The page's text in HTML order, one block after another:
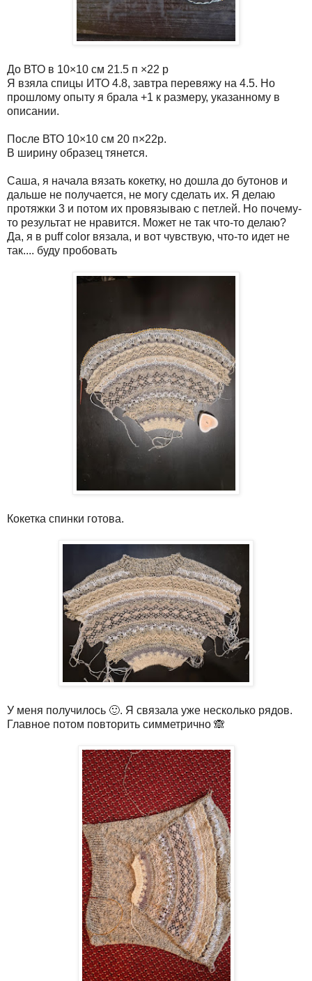
До ВТО в 10×10 см 21.5 п ×22 р
Я взяла спицы ИТО 4.8, завтра перевяжу на 4.5. Но
прошлому опыту я брала +1 к размеру, указанному в
описании.
После ВТО 10×10 см 20 п×22р.
В ширину образец тянется.
Саша, я начала вязать кокетку, но дошла до бутонов и
дальше не получается, не могу сделать их. Я делаю
протяжки 3 и потом их провязываю с петлей. Но почему-
то результат не нравится. Может не так что-то делаю?
Да, я в puff color вязала, и вот чувствую, что-то идет не
так.... буду пробовать
Кокетка спинки готова.
У меня получилось 🙂. Я связала уже несколько рядов.
Главное потом повторить симметрично 🙈